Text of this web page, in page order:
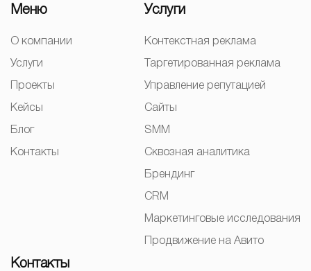
Меню
О компании
Услуги
Проекты
Кейсы
Блог
Контакты
Услуги
Контекстная реклама
Таргетированная реклама
Управление репутацией
Сайты
SMM
Сквозная аналитика
Брендинг
CRM
Маркетинговые исследования
Продвижение на Авито
Контакты